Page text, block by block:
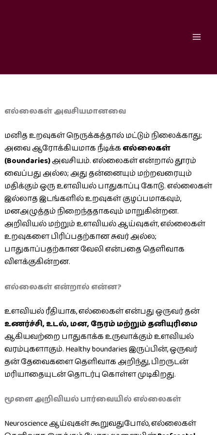
எல்லைகள் அவசியமானவை
மனித உறவுகள் நெருக்கத்தால் மட்டும் நிலைக்காது;
அவை ஆரோக்கியமாக நீடிக்க எல்லைகள்
(Boundaries)அவசியம். எல்லைகள் என்றால் தூரம்
வைப்பது அல்ல; அது தன்னையும் மற்றவரையும்
மதிக்கும் ஒரு உளவியல் பாதுகாப்பு கோடு. எல்லைகள்
இல்லாத இடங்களில் உறவுகள் குழப்பமாகவும்,
மனஅழுத்தம் நிறைந்ததாகவும் மாறுகின்றன.
அறிவியல் மற்றும் உளவியல் ஆய்வுகள், எல்லைகள்
உறவுகளை பிரிப்பதற்கான சுவர் அல்ல;
பாதுகாப்பதற்கான வேலி என்பதை தெளிவாக
விளக்குகின்றன.
எல்லைகள் என்றால் என்ன?
உளவியல் ரீதியாக, எல்லைகள் என்பது ஒருவர் தன்
உணர்ச்சி, உடல், மன, நேரம் மற்றும் தனியுரிமை
ஆகியவற்றை பாதுகாக்க உருவாக்கும் உளவியல்
வரம்புகளாகும். Healthy boundaries இருப்பின், ஒருவர்
தன் தேவைகளை தெளிவாக அறிந்து, பிறருடன்
மரியாதையுடன் தொடர்பு கொள்ள முடிகிறது.
மூளை அறிவியல் பார்வையில் எல்லைகள்
Neuroscience ஆய்வுகள் கூறுவதுபோல், எல்லைகள்